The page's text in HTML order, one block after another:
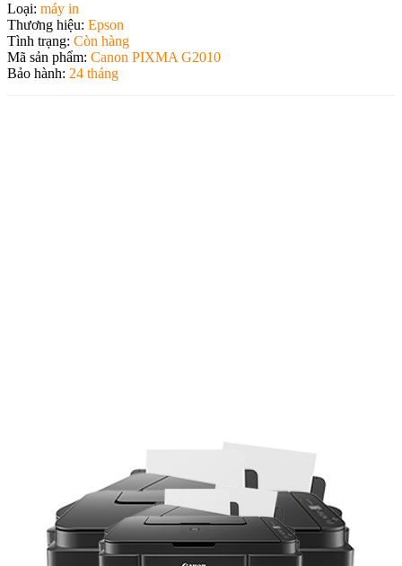
Loại: máy in
Thương hiệu: Epson
Tình trạng: Còn hàng
Mã sản phẩm: Canon PIXMA G2010
Bảo hành: 24 tháng